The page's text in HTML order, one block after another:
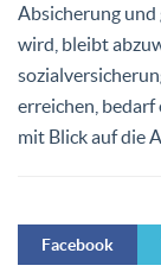
Absicherung
wird, bleibt
erreichen, bedarf
mit Blick auf die
Facebook